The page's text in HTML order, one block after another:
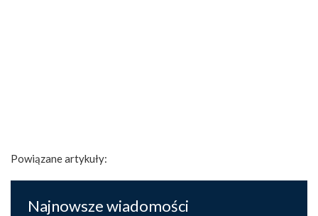
Powiązane artykuły:
Najnowsze wiadomości